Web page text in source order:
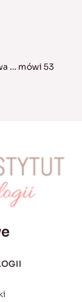
… mówi 53